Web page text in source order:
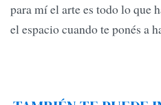
para mí el arte es todo lo que
el espacio cuando te ponés a